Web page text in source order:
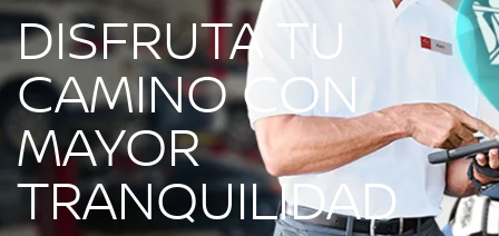
DISFRUTA TU
CAMINO CON
MAYOR
TRANQUILIDAD